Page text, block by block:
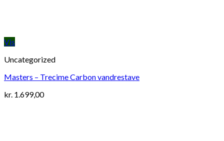
Vis
Uncategorized
Masters – Trecime Carbon vandrestave
kr. 1.699,00